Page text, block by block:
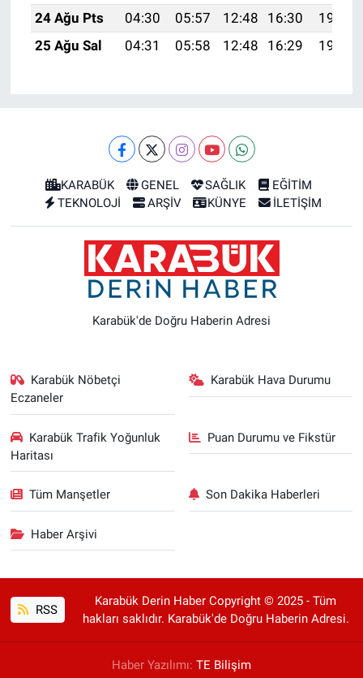
24 Ağu Pts
04:30 05:57 12:48 16:30
19:29
25 Ağu Sal
04:31 05:58 12:48 16:29 19:28
KARABÜK GENEL SAĞLIK
EĞİTİM
TEKNOLOJİ
ARŞİV KÜNYE İLETİŞİM
Karabük'de Doğru Haberin Adresi
Karabük Nöbetçi
Eczaneler
Karabük Hava Durumu
Karabük Trafik Yoğunluk
Haritası
Puan Durumu ve Fikstür
Tüm Manşetler Son Dakika Haberleri
Haber Arşivi
RSS
Karabük Derin Haber Copyright © 2025 - Tüm
hakları saklıdır. Karabük'de Doğru Haberin Adresi.
Haber Yazılımı: TE Bilişim